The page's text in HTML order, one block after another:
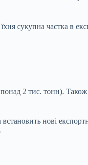
сукупна частка в
2 тис. тонн).
нові